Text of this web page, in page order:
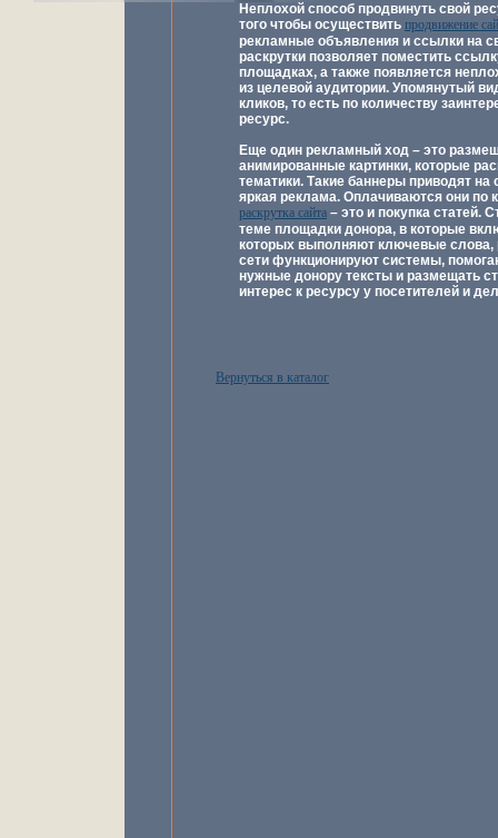
Неплохой способ продвинуть свой
того чтобы осуществить продвижение
рекламные объявления и ссылки на
раскрутки позволяет поместить
площадках, а также появляется
из целевой аудитории. Упомянутый
кликов, то есть по количеству
ресурс.
Еще один рекламный ход – это
анимированные картинки, которые
тематики. Такие баннеры приводят
яркая реклама. Оплачиваются они по
раскрутка сайта – это и покупка статей.
теме площадки донора, в которые
которых выполняют ключевые слова,
сети функционируют системы,
нужные донору тексты и размещать
интерес к ресурсу у посетителей и
Вернуться в каталог